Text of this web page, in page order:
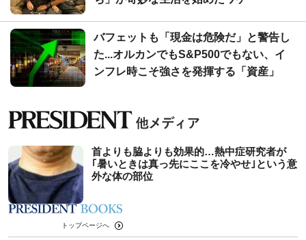
バフェットも「現金は危険だ」と警告し
た...オルカンでもS&P500でもない、イ
ンフレ時こそ強さを発揮する「資産」
首よりも脇よりも効果的…熱中症研究者が
｢暑いときは真っ先にここを冷やせ｣という意
外な体の部位
トップページへ